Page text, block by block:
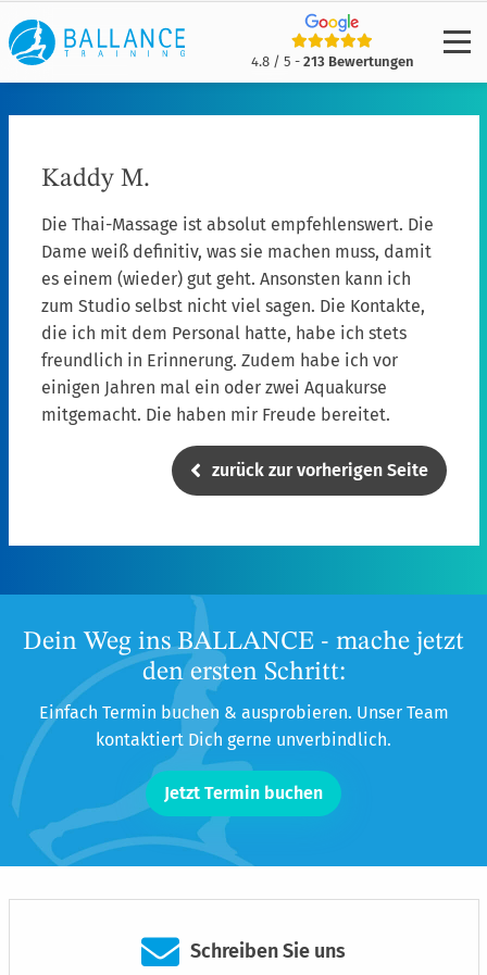
4.8 / 5 - 213 Bewertungen
Kaddy M.
Die Thai-Massage ist absolut empfehlenswert. Die
Dame weiß definitiv, was sie machen muss, damit
es einem (wieder) gut geht. Ansonsten kann ich
zum Studio selbst nicht viel sagen. Die Kontakte,
die ich mit dem Personal hatte, habe ich stets
freundlich in Erinnerung. Zudem habe ich vor
einigen Jahren mal ein oder zwei Aquakurse
mitgemacht. Die haben mir Freude bereitet.
zurück zur vorherigen Seite
Dein Weg ins BALLANCE - mache jetzt
den ersten Schritt:
Einfach Termin buchen & ausprobieren. Unser Team
kontaktiert Dich gerne unverbindlich.
Jetzt Termin buchen
Schreiben Sie uns